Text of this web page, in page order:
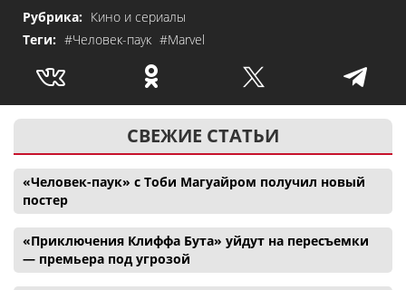
Рубрика: Кино и сериалы
Теги: #Человек-паук #Marvel
СВЕЖИЕ СТАТЬИ
«Человек-паук» с Тоби Магуайром получил новый
постер
«Приключения Клиффа Бута» уйдут на пересъемки
— премьера под угрозой